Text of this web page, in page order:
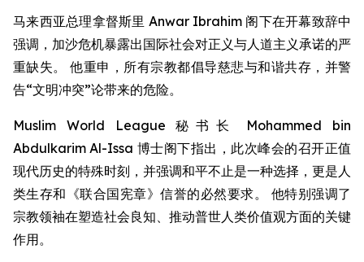
马来西亚总理拿督斯里 Anwar Ibrahim 阁下在开幕致辞中
强调，加沙危机暴露出国际社会对正义与人道主义承诺的严
重缺失。 他重申，所有宗教都倡导慈悲与和谐共存，并警
告“文明冲突”论带来的危险。
Muslim World League 秘书长 Mohammed bin
Abdulkarim Al-Issa 博士阁下指出，此次峰会的召开正值
现代历史的特殊时刻，并强调和平不止是一种选择，更是人
类生存和《联合国宪章》信誉的必然要求。 他特别强调了
宗教领袖在塑造社会良知、推动普世人类价值观方面的关键
作用。